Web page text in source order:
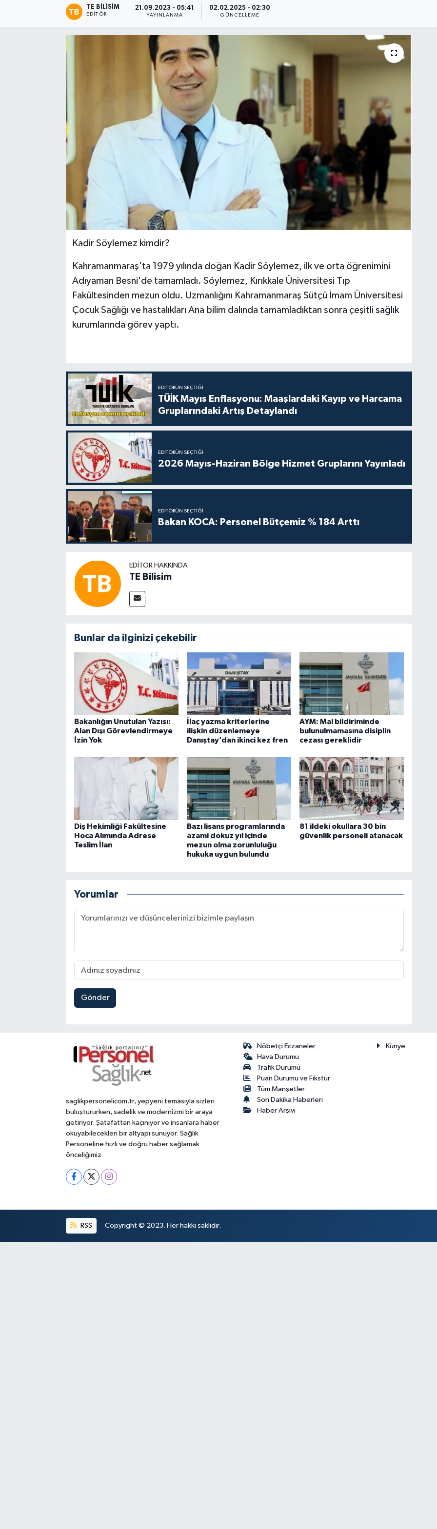
TE BILISIM
EDITÖR
21.09.2023 - 05:41
YAYINLANMA
02.02.2025 - 02:30
GÜNCELLEME
Kadir Söylemez kimdir?
Kahramanmaraş'ta 1979 yılında doğan Kadir Söylemez, ilk ve orta öğrenimini
Adıyaman Besni'de tamamladı. Söylemez, Kırıkkale Üniversitesi Tıp
Fakültesinden mezun oldu. Uzmanlığını Kahramanmaraş Sütçü İmam Üniversitesi
Çocuk Sağlığı ve hastalıkları Ana bilim dalında tamamladıktan sonra çeşitli sağlık
kurumlarında görev yaptı.
EDITÖRÜN SEÇTIĞI
TÜİK Mayıs Enflasyonu: Maaşlardaki Kayıp ve Harcama
Gruplarındaki Artış Detaylandı
EDITÖRÜN SEÇTIĞI
2026 Mayıs-Haziran Bölge Hizmet Gruplarını Yayınladı
EDITÖRÜN SEÇTIĞI
Bakan KOCA: Personel Bütçemiz % 184 Arttı
EDITÖR HAKKINDA
TE Bilisim
Bunlar da ilginizi çekebilir
Bakanlığın Unutulan Yazısı:
Alan Dışı Görevlendirmeye
İzin Yok
İlaç yazma kriterlerine
ilişkin düzenlemeye
Danıştay’dan ikinci kez fren
AYM: Mal bildiriminde
bulunulmamasına disiplin
cezası gereklidir
Diş Hekimliği Fakültesine
Hoca Alımında Adrese
Teslim İlan
Bazı lisans programlarında
azami dokuz yıl içinde
mezun olma zorunluluğu
hukuka uygun bulundu
81 ildeki okullara 30 bin
güvenlik personeli atanacak
Yorumlar
Gönder
saglikpersonelicom.tr, yepyeni temasıyla sizleri
buluştururken, sadelik ve modernizmi bir araya
getiriyor. Şatafattan kaçınıyor ve insanlara haber
okuyabilecekleri bir altyapı sunuyor. Sağlık
Personeline hızlı ve doğru haber sağlamak
önceliğimiz
Nöbetçi Eczaneler
Hava Durumu
Trafik Durumu
Puan Durumu ve Fikstür
Tüm Manşetler
Son Dakika Haberleri
Haber Arşivi
Künye
RSS Copyright © 2023. Her hakkı saklıdır.